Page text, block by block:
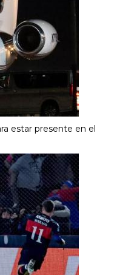
estar presente en el